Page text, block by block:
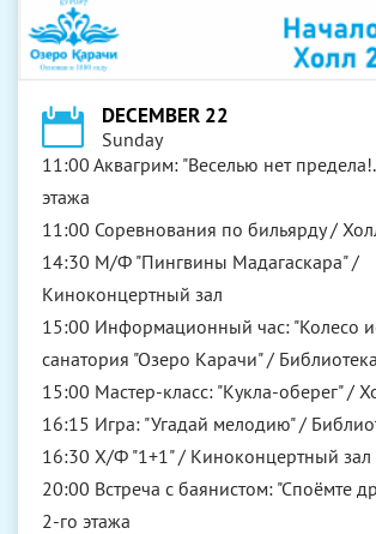
DECEMBER 22
Sunday
11:00 Аквагрим: "Веселью нет
этажа
11:00 Соревнования по бильярду /
14:30 М/Ф "Пингвины Мадагаскара" /
Киноконцертный зал
15:00 Информационный час: "Колесо
санатория "Озеро Карачи" / Библиотека
15:00 Мастер-класс: "Кукла-оберег" /
16:15 Игра: "Угадай мелодию" /
16:30 Х/Ф "1+1" / Киноконцертный зал
20:00 Встреча с баянистом: "Споёмте
2-го этажа